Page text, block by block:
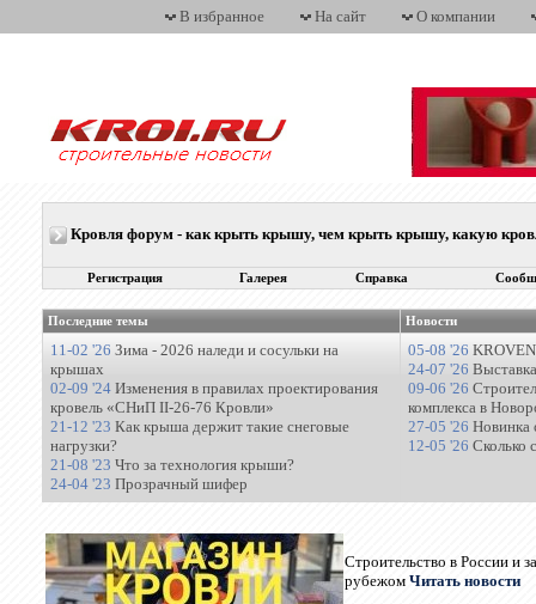
В избранное На сайт О компании
Кровля форум - как крыть крышу, чем крыть крышу, какую
Регистрация Галерея Справка
Последние темы Новости
11-02 '26 Зима - 2026 наледи и сосульки на
крышах
02-09 '24 Изменения в правилах проектирования
кровель «СНиП II-26-76 Кровли»
21-12 '23 Как крыша держит такие снеговые
нагрузки?
21-08 '23 Что за технология крыши?
24-04 '23 Прозрачный шифер
05-08 '26
24-07 '26
09-06 '26
комплекса в
27-05 '26 Новинка
12-05 '26 Сколько
Строительство в России и за
рубежомЧитать новости